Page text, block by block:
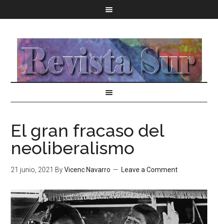
El gran fracaso del
neoliberalismo
21 junio, 2021 ByVicenc Navarro Leave a Comment